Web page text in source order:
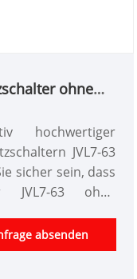
ohne
hochwertiger
JVL7-63
sicher sein, dass
JVL7-63 ohne
und eine
Hersteller
absenden